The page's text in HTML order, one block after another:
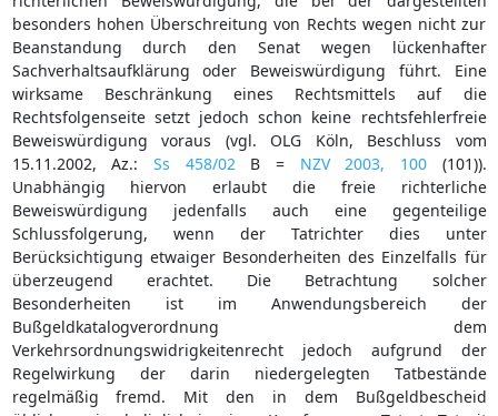
besonders hohen Überschreitung von Rechts wegen nicht zur
Beanstandung durch den Senat wegen lückenhafter
Sachverhaltsaufklärung oder Beweiswürdigung führt. Eine
wirksame Beschränkung eines Rechtsmittels auf die
Rechtsfolgenseite setzt jedoch schon keine rechtsfehlerfreie
Beweiswürdigung voraus (vgl. OLG Köln, Beschluss vom
15.11.2002, Az.: Ss 458/02 B = NZV 2003, 100(101)).
Unabhängig hiervon erlaubt die freie richterliche
Beweiswürdigung jedenfalls auch eine gegenteilige
Schlussfolgerung, wenn der Tatrichter dies unter
Berücksichtigung etwaiger Besonderheiten des Einzelfalls für
überzeugend erachtet. Die Betrachtung solcher
Besonderheiten ist im Anwendungsbereich der
Bußgeldkatalogverordnung dem
Verkehrsordnungswidrigkeitenrecht jedoch aufgrund der
Regelwirkung der darin niedergelegten Tatbestände
regelmäßig fremd. Mit den in dem Bußgeldbescheid